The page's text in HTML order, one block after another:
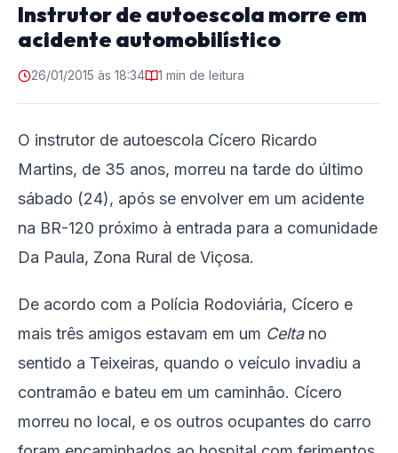
Instrutor de autoescola morre em
acidente automobilístico
26/01/2015 às 18:34 1 min de leitura
O instrutor de autoescola Cícero Ricardo
Martins, de 35 anos, morreu na tarde do último
sábado (24), após se envolver em um acidente
na BR-120 próximo à entrada para a comunidade
Da Paula, Zona Rural de Viçosa.
De acordo com a Polícia Rodoviária, Cícero e
mais três amigos estavam em um Celtano
sentido a Teixeiras, quando o veículo invadiu a
contramão e bateu em um caminhão. Cícero
morreu no local, e os outros ocupantes do carro